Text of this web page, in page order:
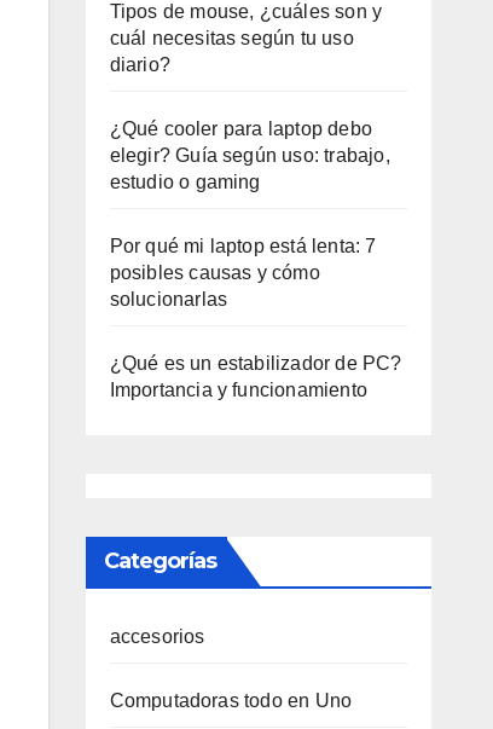
Tipos de mouse, ¿cuáles son y
cuál necesitas según tu uso
diario?
¿Qué cooler para laptop debo
elegir? Guía según uso: trabajo,
estudio o gaming
Por qué mi laptop está lenta: 7
posibles causas y cómo
solucionarlas
¿Qué es un estabilizador de PC?
Importancia y funcionamiento
Categorías
accesorios
Computadoras todo en Uno